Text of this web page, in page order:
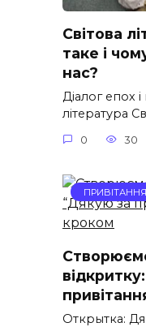
Світова
таке і
нас?
Діалог епох
література
0 30
ПРИВІТАННЯ
Открытка: